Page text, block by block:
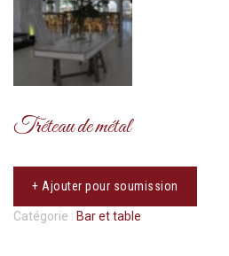
Tréteau de métal
+ Ajouter pour soumission
Catégorie : Bar et table